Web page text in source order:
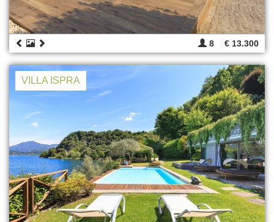
8 € 13.300
VILLA ISPRA